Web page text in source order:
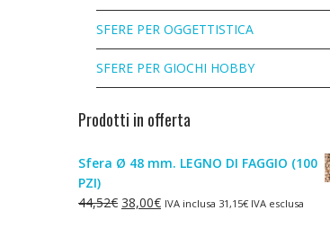
SFERE PER OGGETTISTICA
SFERE PER GIOCHI HOBBY
Prodotti in offerta
Sfera Ø 48 mm. LEGNO DI FAGGIO (100
PZI)
44,52€ Il
38,00€IlIVA inclusa 31,15€ IVA esclusa